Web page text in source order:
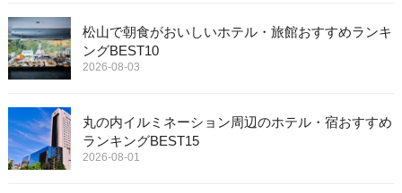
松山で朝食がおいしいホテル・旅館おすすめランキ
ングBEST10
2026-08-03
丸の内イルミネーション周辺のホテル・宿おすすめ
ランキングBEST15
2026-08-01